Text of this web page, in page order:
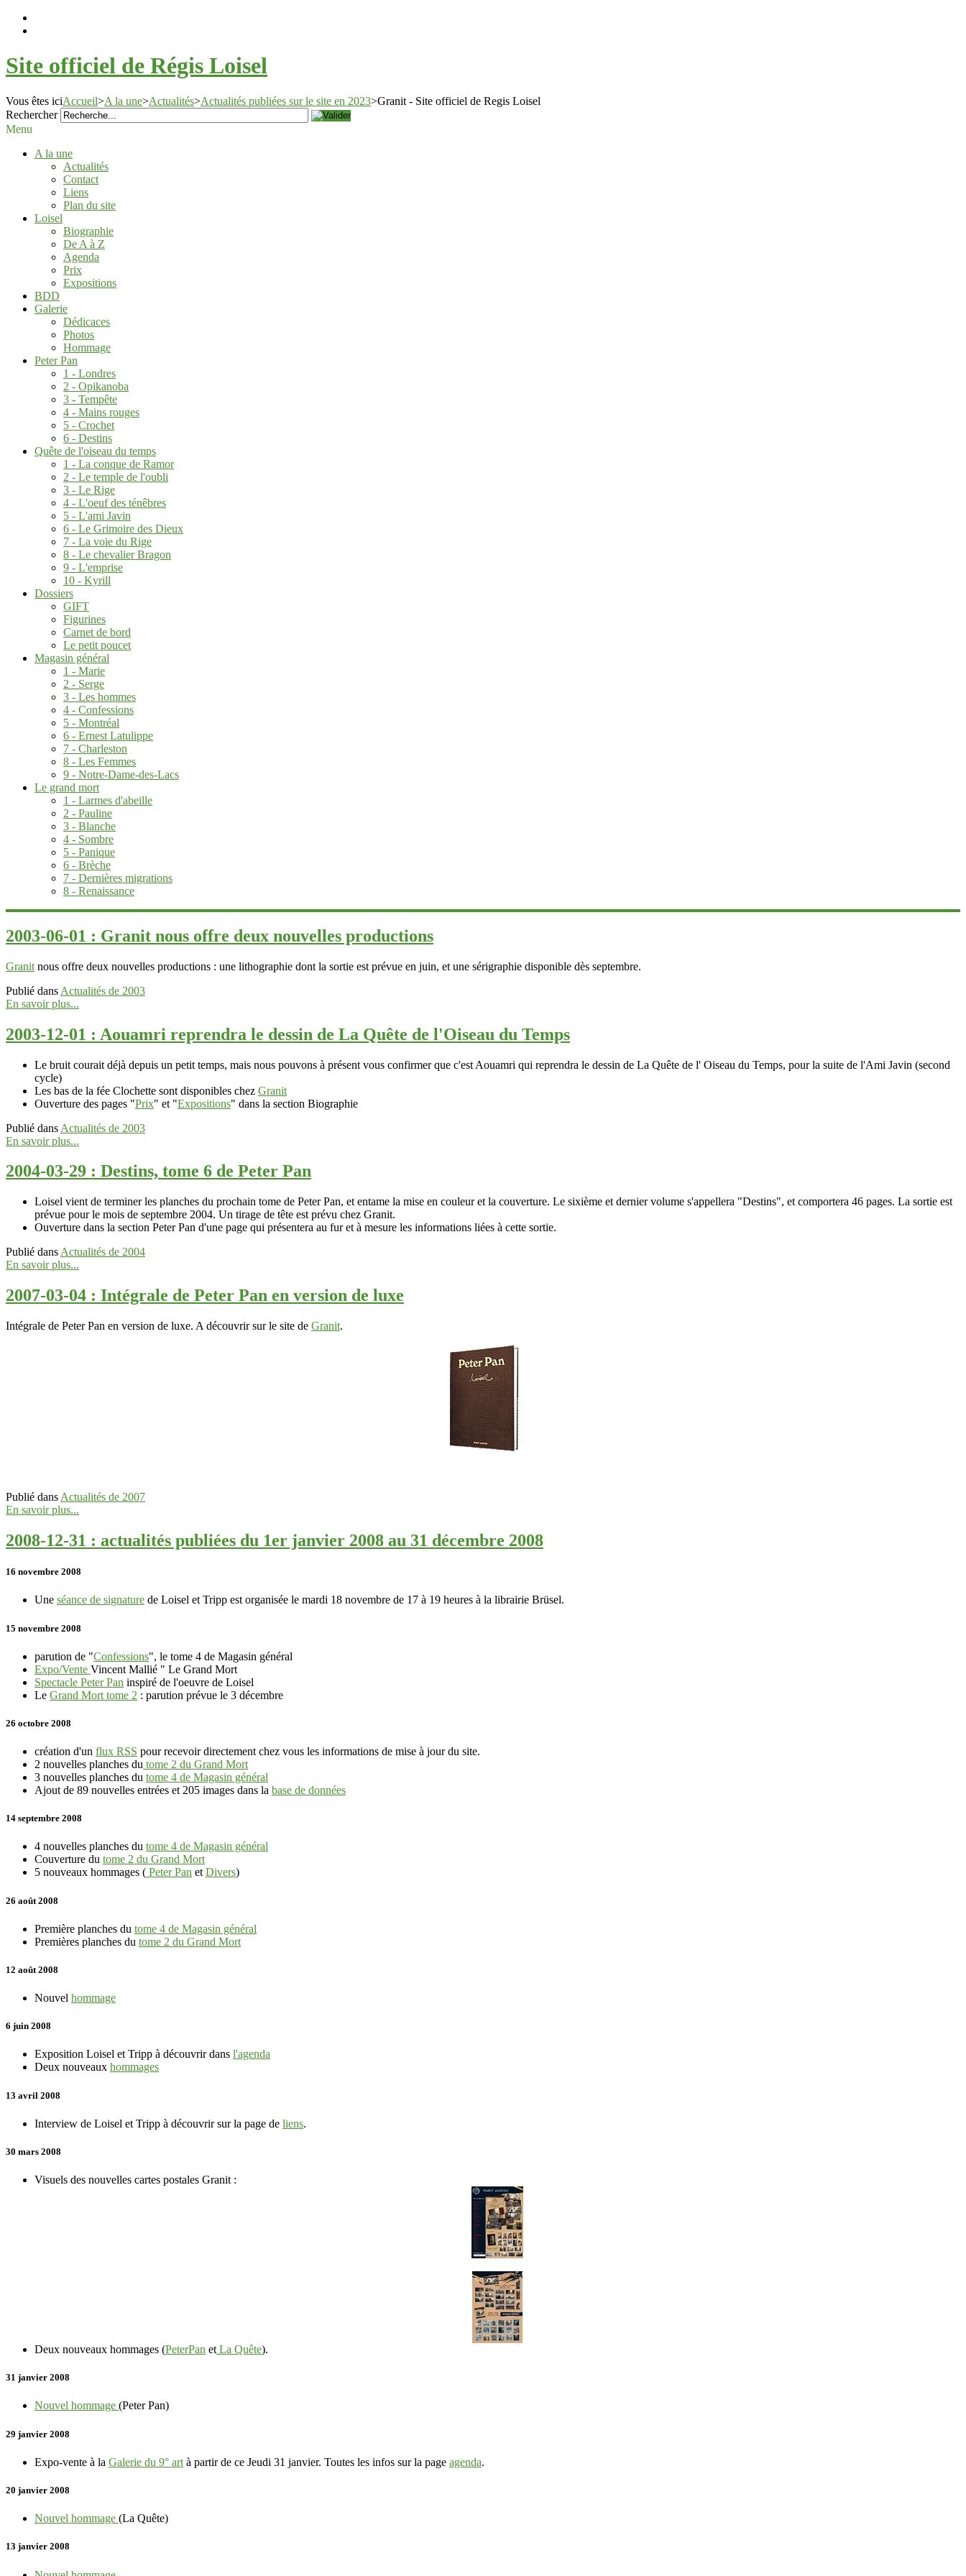
Site officiel de Régis Loisel
Vous êtes iciAccueil>A la une>Actualités>Actualités publiées sur le site en 2023>Granit - Site officiel de Regis Loisel
Rechercher
Menu
A la une
Actualités
Contact
Liens
Plan du site
Loisel
Biographie
De A à Z
Agenda
Prix
Expositions
BDD
Galerie
Dédicaces
Photos
Hommage
Peter Pan
1 - Londres
2 - Opikanoba
3 - Tempête
4 - Mains rouges
5 - Crochet
6 - Destins
Quête de l'oiseau du temps
1 - La conque de Ramor
2 - Le temple de l'oubli
3 - Le Rige
4 - L'oeuf des ténêbres
5 - L'ami Javin
6 - Le Grimoire des Dieux
7 - La voie du Rige
8 - Le chevalier Bragon
9 - L'emprise
10 - Kyrill
Dossiers
GIFT
Figurines
Carnet de bord
Le petit poucet
Magasin général
1 - Marie
2 - Serge
3 - Les hommes
4 - Confessions
5 - Montréal
6 - Ernest Latulippe
7 - Charleston
8 - Les Femmes
9 - Notre-Dame-des-Lacs
Le grand mort
1 - Larmes d'abeille
2 - Pauline
3 - Blanche
4 - Sombre
5 - Panique
6 - Brèche
7 - Dernières migrations
8 - Renaissance
2003-06-01 : Granit nous offre deux nouvelles productions
Granit nous offre deux nouvelles productions : une lithographie dont la sortie est prévue en juin, et une sérigraphie disponible dès septembre.
Publié dans Actualités de 2003
En savoir plus...
2003-12-01 : Aouamri reprendra le dessin de La Quête de l'Oiseau du Temps
Le bruit courait déjà depuis un petit temps, mais nous pouvons à présent vous confirmer que c'est Aouamri qui reprendra le dessin de La Quête de l' Oiseau du Temps, pour la suite de l'Ami Javin (second
cycle)
Les bas de la fée Clochette sont disponibles chez Granit
Ouverture des pages "Prix" et "Expositions" dans la section Biographie
Publié dans Actualités de 2003
En savoir plus...
2004-03-29 : Destins, tome 6 de Peter Pan
Loisel vient de terminer les planches du prochain tome de Peter Pan, et entame la mise en couleur et la couverture. Le sixième et dernier volume s'appellera "Destins", et comportera 46 pages. La sortie est
prévue pour le mois de septembre 2004. Un tirage de tête est prévu chez Granit.
Ouverture dans la section Peter Pan d'une page qui présentera au fur et à mesure les informations liées à cette sortie.
Publié dans Actualités de 2004
En savoir plus...
2007-03-04 : Intégrale de Peter Pan en version de luxe
Intégrale de Peter Pan en version de luxe. A découvrir sur le site de Granit.
Publié dans Actualités de 2007
En savoir plus...
2008-12-31 : actualités publiées du 1er janvier 2008 au 31 décembre 2008
16 novembre 2008
Une séance de signature de Loisel et Tripp est organisée le mardi 18 novembre de 17 à 19 heures à la librairie Brüsel.
15 novembre 2008
parution de "Confessions", le tome 4 de Magasin général
Expo/Vente Vincent Mallié " Le Grand Mort
Spectacle Peter Pan inspiré de l'oeuvre de Loisel
Le Grand Mort tome 2 : parution prévue le 3 décembre
26 octobre 2008
création d'un flux RSS pour recevoir directement chez vous les informations de mise à jour du site.
2 nouvelles planches du tome 2 du Grand Mort
3 nouvelles planches du tome 4 de Magasin général
Ajout de 89 nouvelles entrées et 205 images dans la base de données
14 septembre 2008
4 nouvelles planches du tome 4 de Magasin général
Couverture du tome 2 du Grand Mort
5 nouveaux hommages ( Peter Pan etDivers)
26 août 2008
Première planches du tome 4 de Magasin général
Premières planches du tome 2 du Grand Mort
12 août 2008
Nouvel hommage
6 juin 2008
Exposition Loisel et Tripp à découvrir dans l'agenda
Deux nouveaux hommages
13 avril 2008
Interview de Loisel et Tripp à découvrir sur la page de liens.
30 mars 2008
Visuels des nouvelles cartes postales Granit :
Deux nouveaux hommages (PeterPan et La Quête).
31 janvier 2008
Nouvel hommage (Peter Pan)
29 janvier 2008
Expo-vente à la Galerie du 9° art à partir de ce Jeudi 31 janvier. Toutes les infos sur la page agenda.
20 janvier 2008
Nouvel hommage (La Quête)
13 janvier 2008